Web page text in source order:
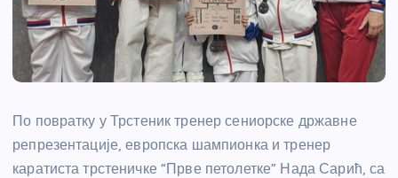
По повратку у Трстеник тренер сениорске државне
репрезентације, европска шампионка и тренер
каратиста трстеничке “Прве петолетке” Нада Сарић, са